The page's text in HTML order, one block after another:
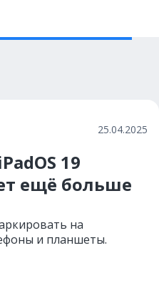
25.04.2025
19
ещё больше
на
и планшеты.